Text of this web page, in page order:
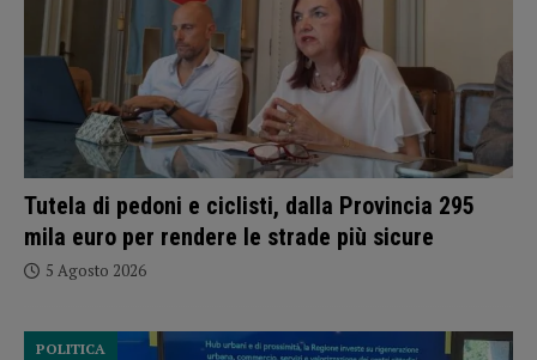
Tutela di pedoni e ciclisti, dalla Provincia 295
mila euro per rendere le strade più sicure
5 Agosto 2026
POLITICA